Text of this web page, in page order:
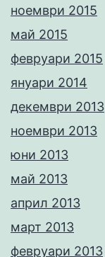
ноември 2015
май 2015
февруари 2015
януари 2014
декември 2013
ноември 2013
юни 2013
май 2013
април 2013
март 2013
февруари 2013